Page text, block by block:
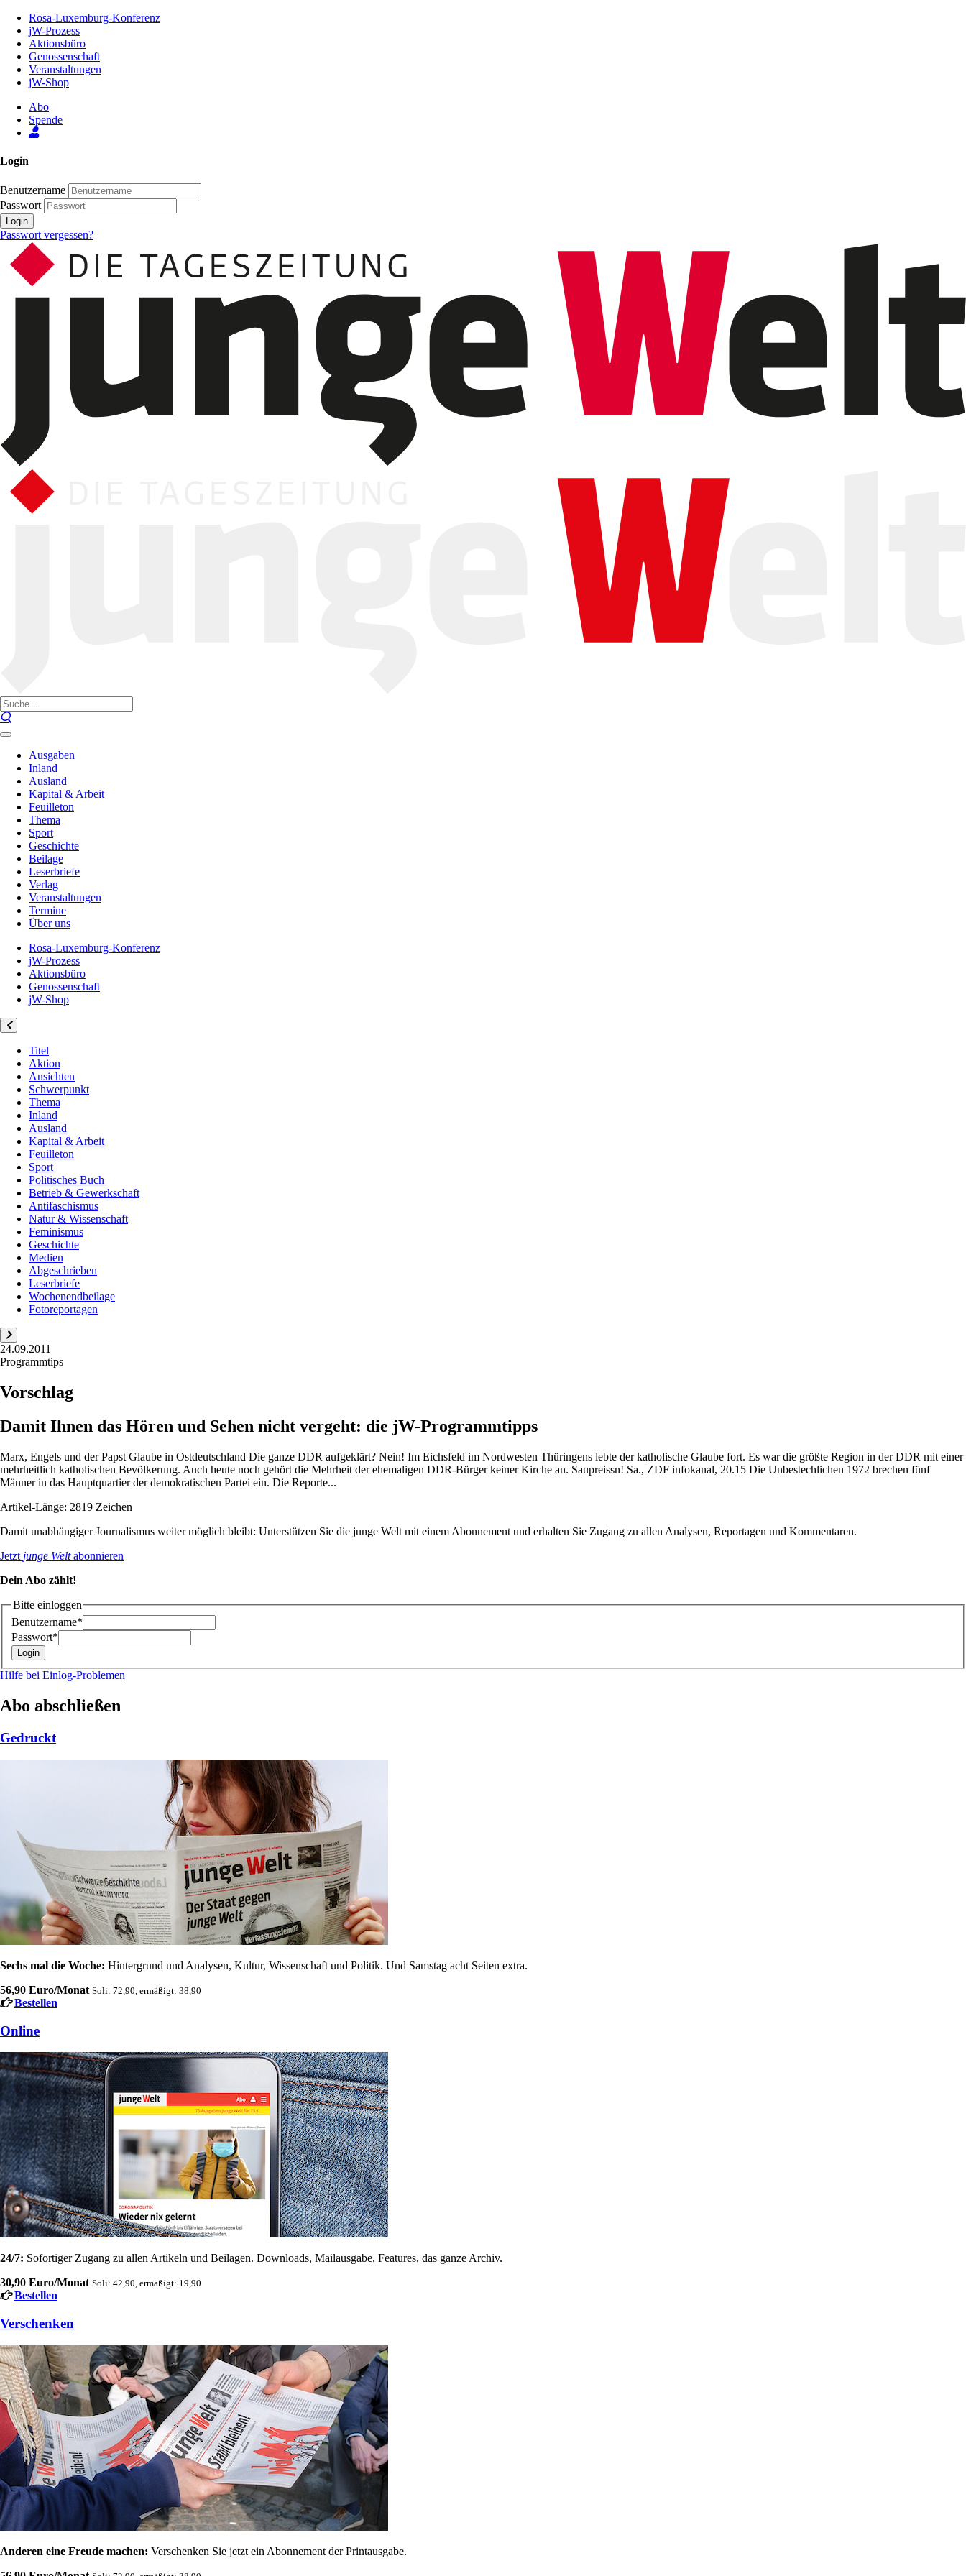
Inhalt
Seite
Rosa-Luxemburg-Konferenz
jW-Prozess
Aktionsbüro
Genossenschaft
Veranstaltungen
jW-Shop
Abo
Spende
Login
Benutzername
Passwort
Login
Passwort vergessen?
Ausgaben
Inland
Ausland
Kapital & Arbeit
Feuilleton
Thema
Sport
Geschichte
Beilage
Leserbriefe
Verlag
Veranstaltungen
Termine
Über uns
Rosa-Luxemburg-Konferenz
jW-Prozess
Aktionsbüro
Genossenschaft
jW-Shop
Titel
Aktion
Ansichten
Schwerpunkt
Thema
Inland
Ausland
Kapital & Arbeit
Feuilleton
Sport
Politisches Buch
Betrieb & Gewerkschaft
Antifaschismus
Natur & Wissenschaft
Feminismus
Geschichte
Medien
Abgeschrieben
Leserbriefe
Wochenendbeilage
Fotoreportagen
24.09.2011
Programmtips
Vorschlag
Damit Ihnen das Hören und Sehen nicht vergeht: die jW-Programmtipps
Marx, Engels und der Papst Glaube in Ostdeutschland Die ganze DDR aufgeklärt? Nein! Im Eichsfeld im Nordwesten Thüringens lebte der katholische Glaube fort. Es war die größte Region in der DDR mit einer
mehrheitlich katholischen Bevölkerung. Auch heute noch gehört die Mehrheit der ehemaligen DDR-Bürger keiner Kirche an. Saupreissn! Sa., ZDF infokanal, 20.15 Die Unbestechlichen 1972 brechen fünf
Männer in das Hauptquartier der demokratischen Partei ein. Die Reporte...
Artikel-Länge: 2819 Zeichen
Damit unabhängiger Journalismus weiter möglich bleibt: Unterstützen Sie die junge Welt mit einem Abonnement und erhalten Sie Zugang zu allen Analysen, Reportagen und Kommentaren.
Jetzt junge Weltabonnieren
Dein Abo zählt!
Bitte einloggen
Benutzername*
Passwort*
Hilfe bei Einlog-Problemen
Abo abschließen
Gedruckt
Sechs mal die Woche: Hintergrund und Analysen, Kultur, Wissenschaft und Politik. Und Samstag acht Seiten extra.
56,90 Euro/Monat Soli: 72,90, ermäßigt: 38,90
Bestellen
Online
24/7: Sofortiger Zugang zu allen Artikeln und Beilagen. Downloads, Mailausgabe, Features, das ganze Archiv.
30,90 Euro/Monat Soli: 42,90, ermäßigt: 19,90
Bestellen
Verschenken
Anderen eine Freude machen: Verschenken Sie jetzt ein Abonnement der Printausgabe.